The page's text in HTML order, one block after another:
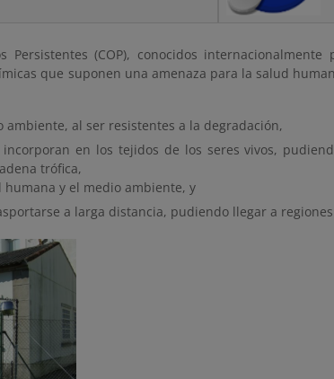
Persistentes (COP), conocidos
que suponen una amenaza para la salud
ambiente, al ser resistentes a la degradación,
en los tejidos de los seres vivos,
trófica,
humana y el medio ambiente, y
a larga distancia, pudiendo llegar a